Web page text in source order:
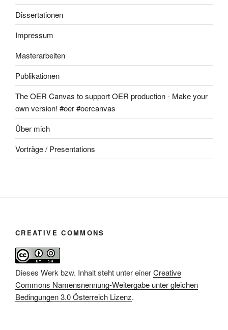
Dissertationen
Impressum
Masterarbeiten
Publikationen
The OER Canvas to support OER production - Make your
own version! #oer #oercanvas
Über mich
Vorträge / Presentations
CREATIVE COMMONS
Dieses Werk bzw. Inhalt steht unter einerCreative
Commons Namensnennung-Weitergabe unter gleichen
Bedingungen 3.0 Österreich Lizenz.